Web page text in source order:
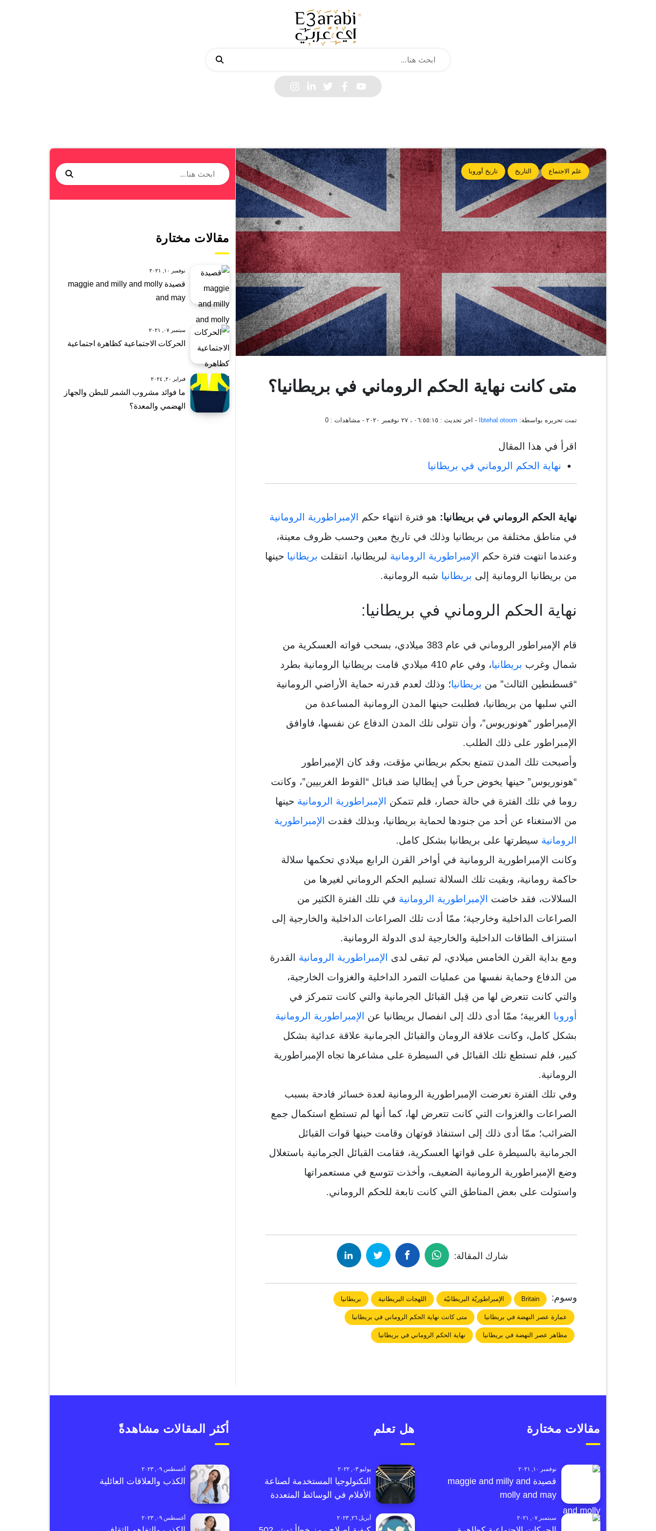
علم الاجتماع التاريخ تاريخ أوروبا
متى كانت نهاية الحكم الروماني في بريطانيا؟
تمت تحريره بواسطة: Ibtehal otoom - اخر تحديث : ٠٦:٥٥:١٥ ، ٢٧ نوفمبر ٢٠٢٠ - مشاهدات : 0
اقرأ في هذا المقال
نهاية الحكم الروماني في بريطانيا
نهاية الحكم الروماني في بريطانيا: هو فترة انتهاء حكم الإمبراطورية الرومانية
في مناطق مختلفة من بريطانيا وذلك في تاريخ معين وحسب ظروف معينة،
وعندما انتهت فترة حكم الإمبراطورية الرومانية لبريطانيا، انتقلت بريطانيا حينها
من بريطانيا الرومانية إلى بريطانيا شبه الرومانية.
نهاية الحكم الروماني في بريطانيا:
قام الإمبراطور الروماني في عام 383 ميلادي، بسحب قواته العسكرية من
شمال وغرب بريطانيا
، وفي عام 410 ميلادي قامت بريطانيا الرومانية بطرد
“قسطنطين الثالث” من بريطانيا؛ وذلك لعدم قدرته حماية الأراضي الرومانية
التي سلبها من بريطانيا، فطلبت حينها المدن الرومانية المساعدة من
الإمبراطور “هونوريوس”، وأن تتولى تلك المدن الدفاع عن نفسها، فاوافق
الإمبراطور على ذلك الطلب.
وأصبحت تلك المدن تتمتع بحكم بريطاني مؤقت، وقد كان الإمبراطور
“هونوريوس” حينها يخوض حرباً في إيطاليا ضد قبائل “القوط الغربيين”، وكانت
روما في تلك الفترة في حالة حصار، فلم تتمكن الإمبراطورية الرومانية حينها
من الاستغناء عن أحد من جنودها لحماية بريطانيا، وبذلك فقدت الإمبراطورية
الرومانية سيطرتها على بريطانيا بشكل كامل.
وكانت الإمبراطورية الرومانية في أواخر القرن الرابع ميلادي تحكمها سلالة
حاكمة رومانية، وبقيت تلك السلالة تسليم الحكم الروماني لغيرها من
السلالات، فقد خاضت الإمبراطورية الرومانية في تلك الفترة الكثير من
الصراعات الداخلية وخارجية؛ ممّا أدت تلك الصراعات الداخلية والخارجية إلى
استنزاف الطاقات الداخلية والخارجية لدى الدولة الرومانية.
ومع بداية القرن الخامس ميلادي، لم تبقى لدى
الإمبراطورية الرومانية القدرة
من الدفاع وحماية نفسها من عمليات التمرد الداخلية والغزوات الخارجية،
والتي كانت تتعرض لها من قِبل القبائل الجرمانية والتي كانت تتمركز في
أوروبا
الغربية؛ ممّا أدى ذلك إلى انفصال بريطانيا عن الإمبراطورية الرومانية
بشكل كامل، وكانت علاقة الرومان والقبائل الجرمانية علاقة عدائية بشكل
كبير، فلم تستطع تلك القبائل في السيطرة على مشاعرها تجاه الإمبراطورية
الرومانية.
وفي تلك الفترة تعرضت الإمبراطورية الرومانية لعدة خسائر فادحة بسبب
الصراعات والغزوات التي كانت تتعرض لها، كما أنها لم تستطع استكمال جمع
الضرائب؛ ممّا أدى ذلك إلى استنفاذ قوتهان وقامت حينها قوات القبائل
الجرمانية بالسيطرة على قواتها العسكرية، فقامت القبائل الجرمانية باستغلال
وضع الإمبراطورية الرومانية الضعيف، وأخذت تتوسع في مستعمراتها
واستولت على بعض المناطق التي كانت تابعة للحكم الروماني.
شارك المقالة:
وسوم: Britain الإمبراطوريّة البريطانيّة اللهجات البريطانية بريطانيا
عمارة عصر النهضة في بريطانيا متى كانت نهاية الحكم الروماني في بريطانيا
مظاهر عصر النهضة في بريطانيا نهاية الحكم الروماني في بريطانيا
مقالات مختارة
نوفمبر ١٠, ٢٠٢١
قصيدة maggie and milly and molly
and may
سبتمبر ٠٧, ٢٠٢١
الحركات الاجتماعية كظاهرة اجتماعية
فبراير ٢٠, ٢٠٢٤
ما فوائد مشروب الشمر للبطن والجهاز
الهضمي والمعدة؟
مقالات مختارة
نوفمبر ١٠, ٢٠٢١
قصيدة maggie and milly and
molly and may
سبتمبر ٠٧, ٢٠٢١
هل تعلم
يوليو ٠٣, ٢٠٢٢
التكنولوجيا المستخدمة لصناعة
الأفلام في الوسائط المتعددة
أبريل ٢٦, ٢٠٢٣
أكثر المقالات مشاهدةً
أغسطس ٠٩, ٢٠٢٣
الكذب والعلاقات العائلية
أغسطس ٠٩, ٢٠٢٣